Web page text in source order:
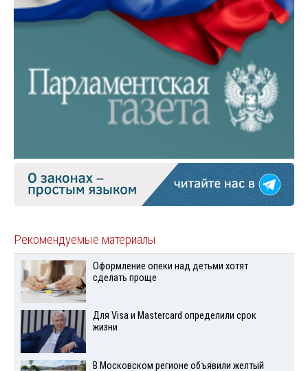
Рекомендуемые материалы
Оформление опеки над детьми хотят
сделать проще
Для Visа и Mastercard определили срок
жизни
В Московском регионе объявили желтый